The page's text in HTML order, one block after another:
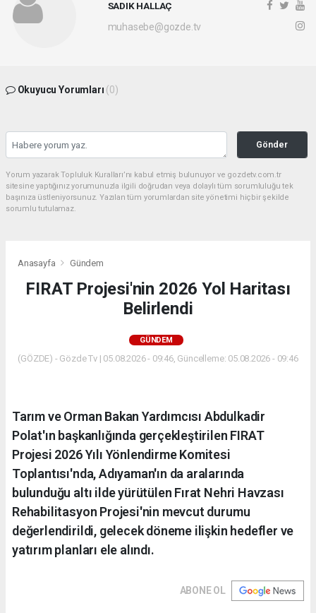
SADIK HALLAÇ
muhasebe@gozde.tv
Okuyucu Yorumları (0)
Gönder
Yorum yazarak Topluluk Kuralları’nı kabul etmiş bulunuyor ve gozdetv.com.tr
sitesine yaptığınız yorumunuzla ilgili doğrudan veya dolaylı tüm sorumluluğu tek
başınıza üstleniyorsunuz. Yazılan tüm yorumlardan site yönetimi hiçbir şekilde
sorumlu tutulamaz.
Anasayfa Gündem
FIRAT Projesi'nin 2026 Yol Haritası
Belirlendi
GÜNDEM
(GÖZDE) - Gözde Tv | 05.08.2026 - 09:46, Güncelleme: 05.08.2026 - 09:46
Tarım ve Orman Bakan Yardımcısı Abdulkadir
Polat'ın başkanlığında gerçekleştirilen FIRAT
Projesi 2026 Yılı Yönlendirme Komitesi
Toplantısı'nda, Adıyaman'ın da aralarında
bulunduğu altı ilde yürütülen Fırat Nehri Havzası
Rehabilitasyon Projesi'nin mevcut durumu
değerlendirildi, gelecek döneme ilişkin hedefler ve
yatırım planları ele alındı.
ABONE OL